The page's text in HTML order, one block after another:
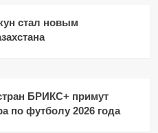
стал новым
БРИКС+ примут
по футболу 2026 года